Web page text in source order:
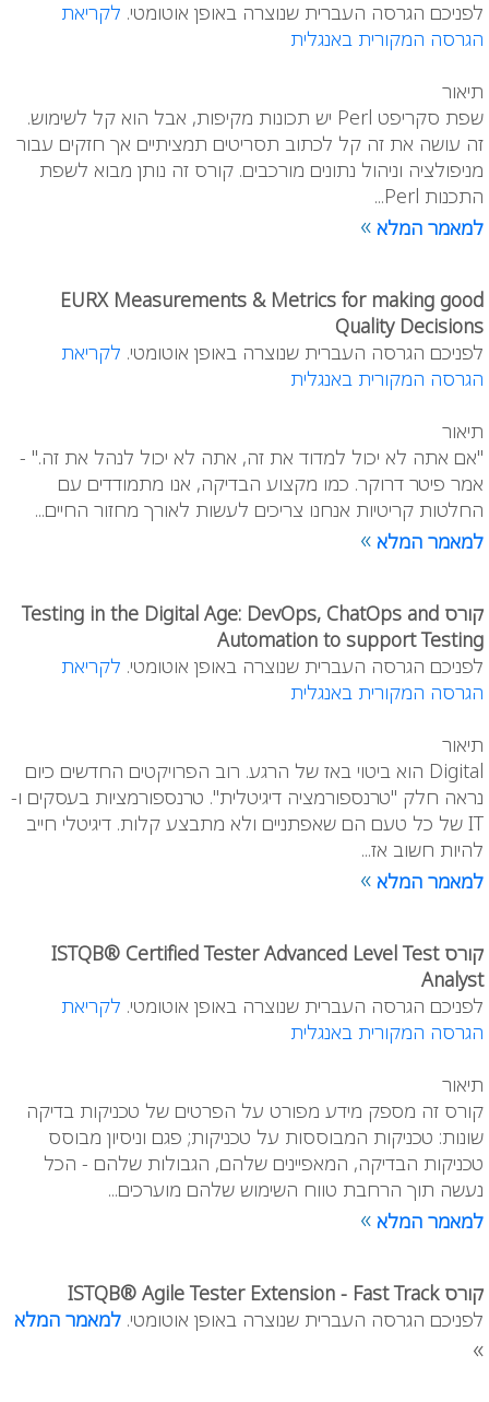
לפניכם הגרסה העברית שנוצרה באופן אוטומטי. לקריאת
הגרסה המקורית באנגלית
תיאור
שפת סקריפט Perl יש תכונות מקיפות, אבל הוא קל לשימוש.
זה עושה את זה קל לכתוב תסריטים תמציתיים אך חזקים עבור
מניפולציה וניהול נתונים מורכבים. קורס זה נותן מבוא לשפת
התכנות Perl...
למאמר המלא »
EURX Measurements & Metrics for making good
Quality Decisions
לפניכם הגרסה העברית שנוצרה באופן אוטומטי. לקריאת
הגרסה המקורית באנגלית
תיאור
"אם אתה לא יכול למדוד את זה, אתה לא יכול לנהל את זה." -
אמר פיטר דרוקר. כמו מקצוע הבדיקה, אנו מתמודדים עם
החלטות קריטיות אנחנו צריכים לעשות לאורך מחזור החיים...
למאמר המלא »
קורס Testing in the Digital Age: DevOps, ChatOps and
Automation to support Testing
לפניכם הגרסה העברית שנוצרה באופן אוטומטי. לקריאת
הגרסה המקורית באנגלית
תיאור
Digital הוא ביטוי באז של הרגע. רוב הפרויקטים החדשים כיום
נראה חלק "טרנספורמציה דיגיטלית". טרנספורמציות בעסקים ו-
IT של כל טעם הם שאפתניים ולא מתבצע קלות. דיגיטלי חייב
להיות חשוב אז...
למאמר המלא »
קורס ISTQB® Certified Tester Advanced Level Test
Analyst
לפניכם הגרסה העברית שנוצרה באופן אוטומטי. לקריאת
הגרסה המקורית באנגלית
תיאור
קורס זה מספק מידע מפורט על הפרטים של טכניקות בדיקה
שונות: טכניקות המבוססות על טכניקות; פגם וניסיון מבוסס
טכניקות הבדיקה, המאפיינים שלהם, הגבולות שלהם - הכל
נעשה תוך הרחבת טווח השימוש שלהם מוערכים...
למאמר המלא »
קורס ISTQB® Agile Tester Extension - Fast Track
לפניכם הגרסה העברית שנוצרה באופן אוטומטי. למאמר המלא
»